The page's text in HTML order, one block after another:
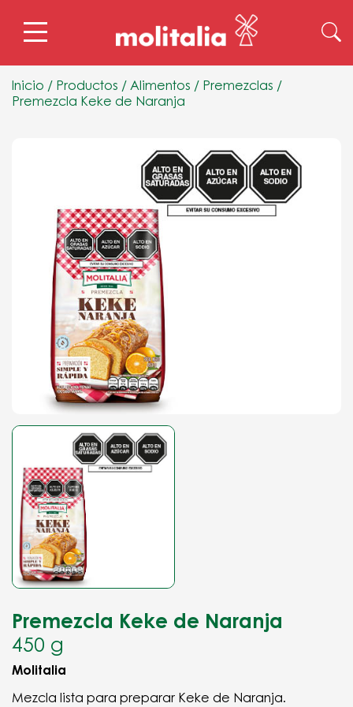
Inicio / Productos / Alimentos / Premezclas /
Premezcla Keke de Naranja
Premezcla Keke de Naranja
450 g
Molitalia
Mezcla lista para preparar Keke de Naranja.